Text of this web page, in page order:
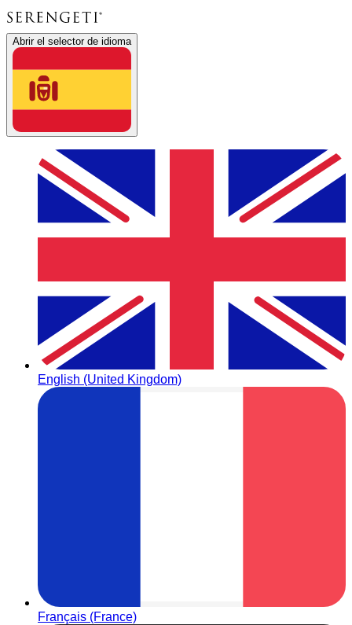
Abrir el selector de idioma
English (United Kingdom)
Français (France)